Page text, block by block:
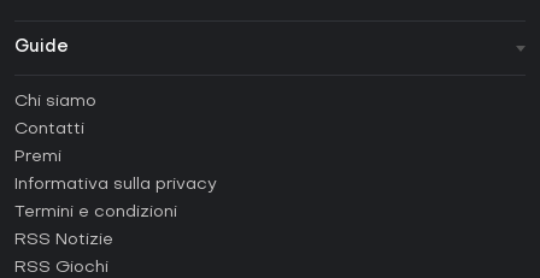
Guide
Come attivare una Steam CD Key?
Come attivare una Epic Games CD Key?
Come attivare una GOG CD Key?
Come attivare una Ubisoft Connect CD Key?
Chi siamo
Contatti
Premi
Informativa sulla privacy
Termini e condizioni
RSS Notizie
RSS Giochi